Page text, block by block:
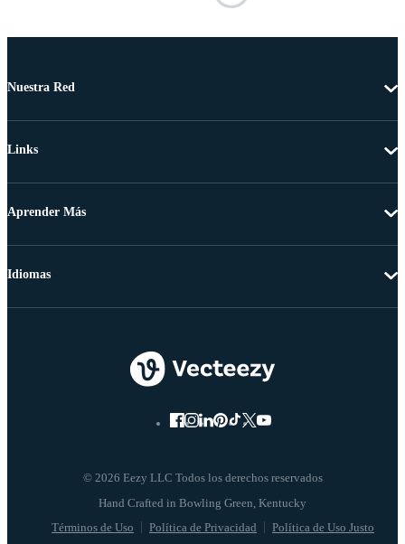
Nuestra Red
Links
Aprender Más
© 2026 Eezy LLC Todos los derechos reservados
Términos de Uso Política de Privacidad Política de Uso Justo
Idiomas